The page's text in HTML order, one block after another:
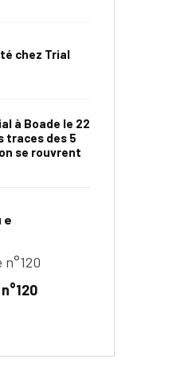
chez Trial
à Boade le 22
traces des 5
se rouvrent